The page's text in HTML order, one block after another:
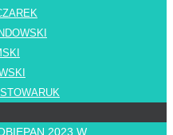
2023 W